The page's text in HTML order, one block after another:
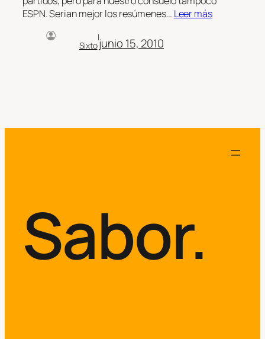
ESPN. Serian mejor los resúmenes… Leer más
Sixto
|junio 15, 2010
Sabor.